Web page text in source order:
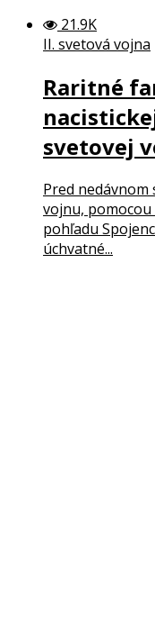
21.9K
II. svetová vojna
Raritné
svetovej
Pred
vojnu,
pohľadu
úchvatné...